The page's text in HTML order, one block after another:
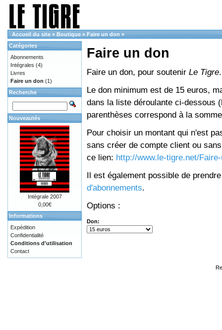
Accueil du site » Boutique » Faire un don »
Faire un don
Faire un don, pour soutenir Le Tigre.
Le don minimum est de 15 euros,
dans la liste déroulante ci-dessous
parenthèses correspond à la
Pour choisir un montant qui n'est
sans créer de compte client ou
ce lien: http://www.le-tigre.net/
Il est également possible de
d'abonnements.
Options :
Don:
Catégories
Abonnements
Intégrales (4)
Livres
Faire un don (1)
Recherche
Nouveautés
Intégrale 2007
0,00€
Informations
Expédition
Confidentialité
Conditions d'utilisation
Contact